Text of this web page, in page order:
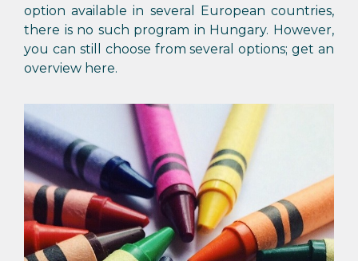
option available in several European countries,
there is no such program in Hungary. However,
you can still choose from several options; get an
overview here.